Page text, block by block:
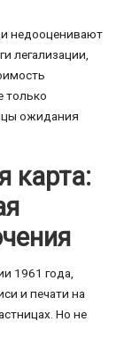
недооценивают
легализации,
только
ожидания
карта:
1961 года,
и печати на
Но не